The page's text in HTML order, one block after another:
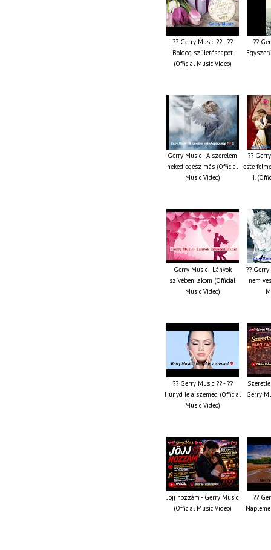
?? Gerry Music ?? - ??
Boldog születésnapot
(Official Music Video)
??
Gerry Music - A szerelem
neked egész más (Official
Music Video)
??
este
II.
Gerry Music - Lányok
szívében lakom (Official
Music Video)
??
nem
?? Gerry Music ?? - ??
Húnyd le a szemed (Official
Music Video)
Gerry
Jöjj hozzám - Gerry Music
(Official Music Video)
??